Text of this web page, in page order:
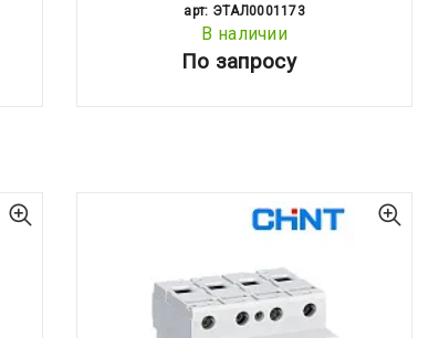
арт: ЭТАЛ0001173
В наличии
По запросу